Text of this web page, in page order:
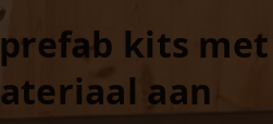
kits met
aan